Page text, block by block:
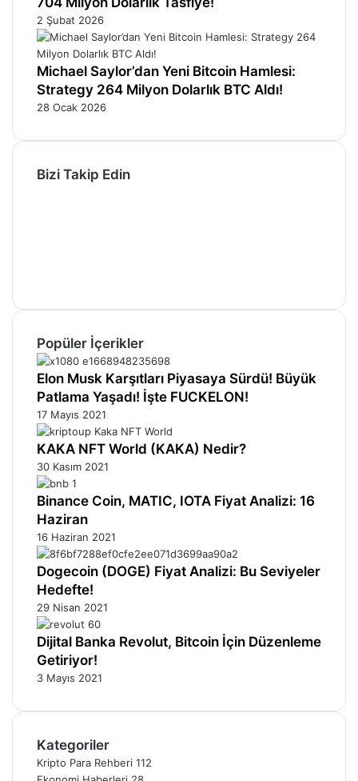
2 Şubat 2026
Michael Saylor’dan Yeni Bitcoin Hamlesi:
Strategy 264 Milyon Dolarlık BTC Aldı!
28 Ocak 2026
Bizi Takip Edin
Popüler İçerikler
Elon Musk Karşıtları Piyasaya Sürdü! Büyük
Patlama Yaşadı! İşte FUCKELON!
17 Mayıs 2021
KAKA NFT World (KAKA) Nedir?
30 Kasım 2021
Binance Coin, MATIC, IOTA Fiyat Analizi: 16
Haziran
16 Haziran 2021
Dogecoin (DOGE) Fiyat Analizi: Bu Seviyeler
Hedefte!
29 Nisan 2021
Dijital Banka Revolut, Bitcoin İçin Düzenleme
Getiriyor!
3 Mayıs 2021
Kategoriler
Kripto Para Rehberi 112